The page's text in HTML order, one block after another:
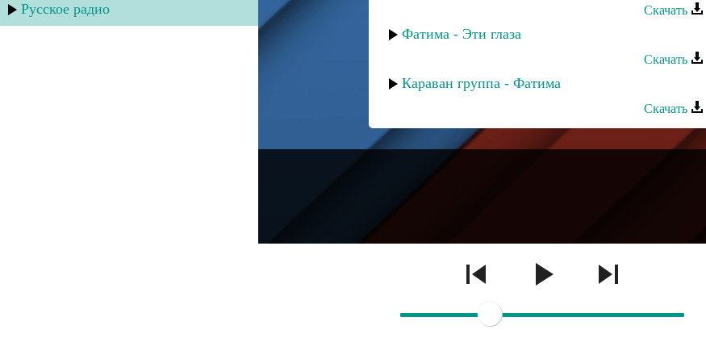
Русское радио Скачать
Фатима - Эти глаза
Скачать
Караван группа - Фатима
Скачать